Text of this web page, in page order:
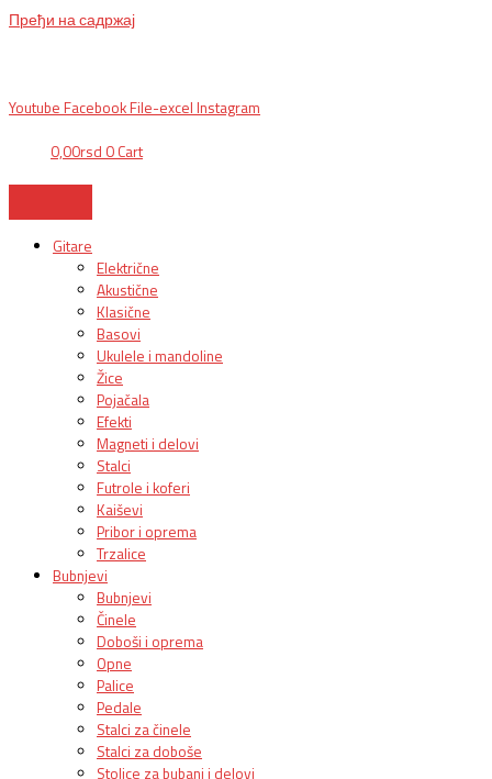
Пређи на садржај
Youtube Facebook File-excel Instagram
0,00rsd 0 Cart
Gitare
Električne
Akustične
Klasične
Basovi
Ukulele i mandoline
Žice
Pojačala
Efekti
Magneti i delovi
Stalci
Futrole i koferi
Kaiševi
Pribor i oprema
Trzalice
Bubnjevi
Bubnjevi
Činele
Doboši i oprema
Opne
Palice
Pedale
Stalci za činele
Stalci za doboše
Stolice za bubanj i delovi